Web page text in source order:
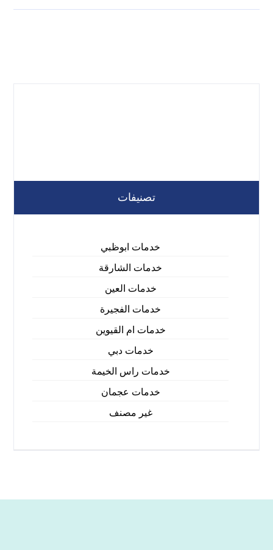
تصنيفات
خدمات ابوظبي
خدمات الشارقة
خدمات العين
خدمات الفجيرة
خدمات ام القيوين
خدمات دبي
خدمات راس الخيمة
خدمات عجمان
غير مصنف